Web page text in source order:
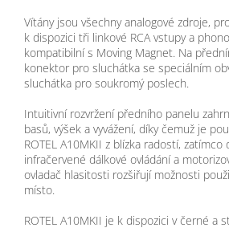
Vítány jsou všechny analogové zdroje,
k dispozici tři linkové RCA vstupy a
kompatibilní s Moving Magnet. Na
konektor pro sluchátka se speciálním
sluchátka pro soukromý poslech.
Intuitivní rozvržení předního panelu
basů, výšek a vyvážení, díky čemuž je
ROTEL A10MKII z blízka radostí, zatímco
infračervené dálkové ovládání a
ovladač hlasitosti rozšiřují možnosti
místo.
ROTEL A10MKII je k dispozici v černé a